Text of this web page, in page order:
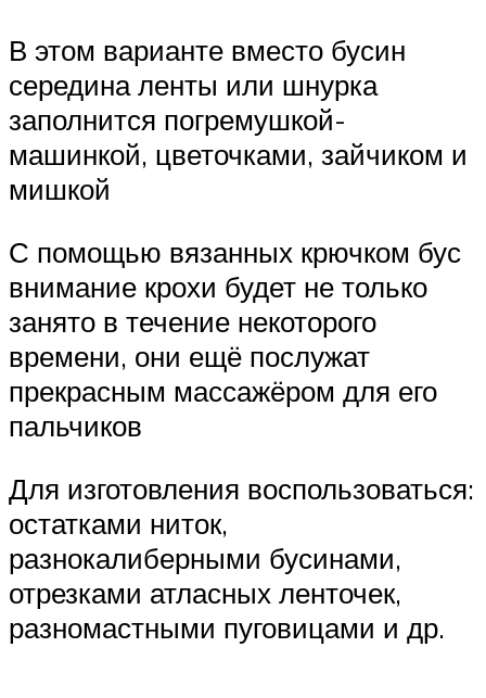
В этом варианте вместо бусин
середина ленты или шнурка
заполнится погремушкой-
машинкой, цветочками, зайчиком и
мишкой
С помощью вязанных крючком бус
внимание крохи будет не только
занято в течение некоторого
времени, они ещё послужат
прекрасным массажёром для его
пальчиков
Для изготовления воспользоваться:
остатками ниток,
разнокалиберными бусинами,
отрезками атласных ленточек,
разномастными пуговицами и др.